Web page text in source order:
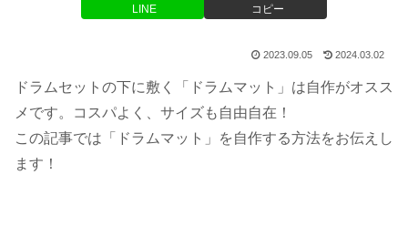
LINE コピー
2023.09.05 2024.03.02
ドラムセットの下に敷く「ドラムマット」は自作がオスス
メです。コスパよく、サイズも自由自在！
この記事では「ドラムマット」を自作する方法をお伝えし
ます！